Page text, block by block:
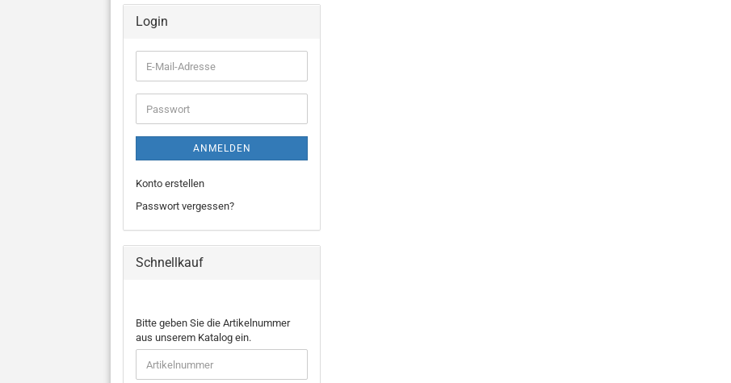
Login
E-
Mail-
Adresse
Passwort
ANMELDEN
Konto erstellen
Passwort vergessen?
Schnellkauf
BITTE
GEBEN
SIE
DIE
ARTIKELNUMMER
Bitte geben Sie die Artikelnummer
aus unserem Katalog ein.